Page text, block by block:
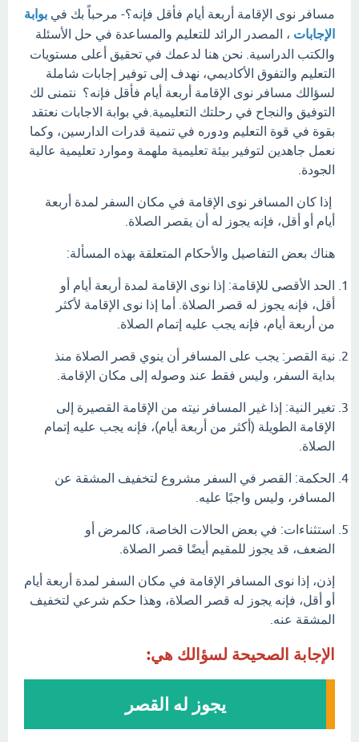
مسافر نوى الإقامة أربعة أيام فأقل فإنه؟- مرحباً بك في بوابة
الإجابات ، المصدر الرائد للتعليم والمساعدة في حل الأسئلة
والكتب الدراسية. نحن هنا لدعمك في تحقيق أعلى مستويات
التعليم والتفوق الأكاديمي، نهدف إلى توفير إجابات شاملة
لسؤالك مسافر نوى الإقامة أربعة أيام فأقل فإنه؟ نتمنى لك
التوفيق والنجاح في رحلتك التعليمية.في بوابة الاجابات نعتقد
بقوة في قوة التعليم ودوره في تنمية قدرات الدارسين، وكما
نعمل جاهدين لتوفير بيئة تعليمية ملهمة وموارد تعليمية عالية
الجودة.
إذا كان المسافر نوى الإقامة في مكان السفر لمدة أربعة
أيام أو أقل، فإنه يجوز له أن يقصر الصلاة.
هناك بعض التفاصيل والأحكام المتعلقة بهذه المسألة:
الحد الأقصى للإقامة: إذا نوى الإقامة لمدة أربعة أيام أو
أقل، فإنه يجوز له قصر الصلاة. أما إذا نوى الإقامة لأكثر
من أربعة أيام، فإنه يجب عليه إتمام الصلاة.
نية القصر: يجب على المسافر أن ينوي قصر الصلاة منذ
بداية السفر، وليس فقط عند وصوله إلى مكان الإقامة.
تغير النية: إذا غير المسافر نيته من الإقامة القصيرة إلى
الإقامة الطويلة (أكثر من أربعة أيام)، فإنه يجب عليه إتمام
الصلاة.
الحكمة: القصر في السفر مشروع لتخفيف المشقة عن
المسافر، وليس واجبًا عليه.
استثناءات: في بعض الحالات الخاصة، كالمرض أو
الضعف، قد يجوز للمقيم أيضًا قصر الصلاة.
إذن، إذا نوى المسافر الإقامة في مكان السفر لمدة أربعة أيام
أو أقل، فإنه يجوز له قصر الصلاة، وهذا حكم شرعي لتخفيف
المشقة عنه.
الإجابة الصحيحة لسؤالك هي:
يجوز له القصر